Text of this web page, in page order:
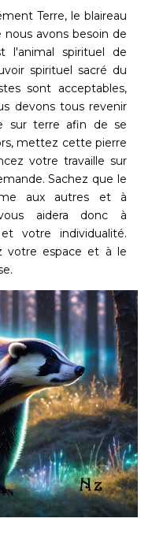
Terre, le blaireau
nous avons besoin de
l'animal spirituel de
spirituel sacré du
sont acceptables,
devons tous revenir
sur terre afin de se
mettez cette pierre
votre travaille sur
Sachez que le
aux autres et à
aidera donc à
votre individualité.
votre espace et à le